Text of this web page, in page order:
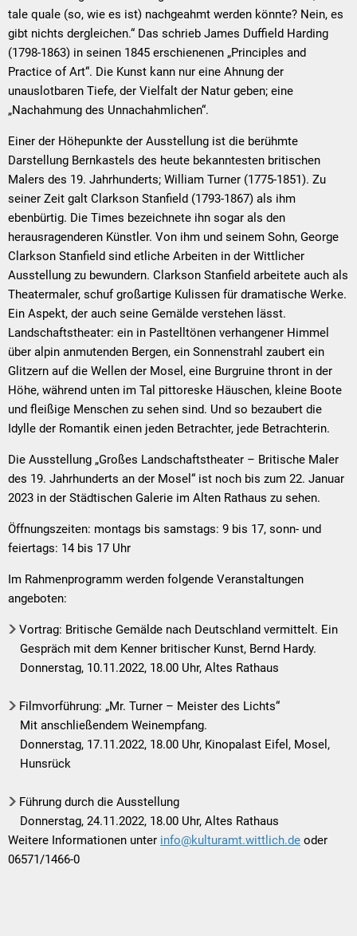
tale quale (so, wie es ist) nachgeahmt werden könnte? Nein, es
gibt nichts dergleichen.“ Das schrieb James Duffield Harding
(1798-1863) in seinen 1845 erschienenen „Principles and
Practice of Art“. Die Kunst kann nur eine Ahnung der
unauslotbaren Tiefe, der Vielfalt der Natur geben; eine
„Nachahmung des Unnachahmlichen“.
Einer der Höhepunkte der Ausstellung ist die berühmte
Darstellung Bernkastels des heute bekanntesten britischen
Malers des 19. Jahrhunderts; William Turner (1775-1851). Zu
seiner Zeit galt Clarkson Stanfield (1793-1867) als ihm
ebenbürtig. Die Times bezeichnete ihn sogar als den
herausragenderen Künstler. Von ihm und seinem Sohn, George
Clarkson Stanfield sind etliche Arbeiten in der Wittlicher
Ausstellung zu bewundern. Clarkson Stanfield arbeitete auch als
Theatermaler, schuf großartige Kulissen für dramatische Werke.
Ein Aspekt, der auch seine Gemälde verstehen lässt.
Landschaftstheater: ein in Pastelltönen verhangener Himmel
über alpin anmutenden Bergen, ein Sonnenstrahl zaubert ein
Glitzern auf die Wellen der Mosel, eine Burgruine thront in der
Höhe, während unten im Tal pittoreske Häuschen, kleine Boote
und fleißige Menschen zu sehen sind. Und so bezaubert die
Idylle der Romantik einen jeden Betrachter, jede Betrachterin.
Die Ausstellung „Großes Landschaftstheater – Britische Maler
des 19. Jahrhunderts an der Mosel“ ist noch bis zum 22. Januar
2023 in der Städtischen Galerie im Alten Rathaus zu sehen.
Öffnungszeiten: montags bis samstags: 9 bis 17, sonn- und
feiertags: 14 bis 17 Uhr
Im Rahmenprogramm werden folgende Veranstaltungen
angeboten:
Vortrag: Britische Gemälde nach Deutschland vermittelt. Ein
Gespräch mit dem Kenner britischer Kunst, Bernd Hardy.
Donnerstag, 10.11.2022, 18.00 Uhr, Altes Rathaus
Filmvorführung: „Mr. Turner – Meister des Lichts“
Mit anschließendem Weinempfang.
Donnerstag, 17.11.2022, 18.00 Uhr, Kinopalast Eifel, Mosel,
Hunsrück
Führung durch die Ausstellung
Donnerstag, 24.11.2022, 18.00 Uhr, Altes Rathaus
Weitere Informationen unter info@kulturamt.wittlich.de oder
06571/1466-0